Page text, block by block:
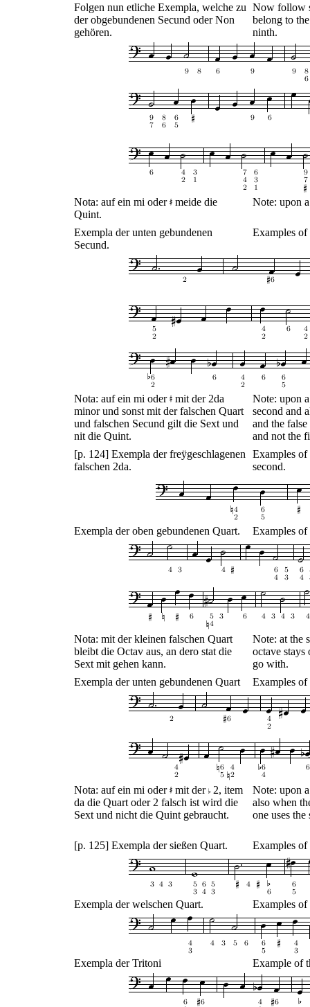
Folgen nun etliche Exempla, welche zu
der obgebundenen Secund oder Non
gehören.
Now follow
belong to
ninth.
Nota: auf ein mi oder
meide die
Quint.
Note: upon
Exempla der unten gebundenen
Secund.
Examples of
Nota: auf ein mi oder
mit der 2da
minor und sonst mit der falschen Quart
und falschen Secund gilt die Sext und
nit die Quint.
Note: upon
second and
and the
and not the
[p. 124] Exempla der freÿgeschlagenen
falschen 2da.
Examples of
second.
Exempla der oben gebundenen Quart. Examples
Nota: mit der kleinen falschen Quart
bleibt die Octav aus, an dero stat die
Sext mit gehen kann.
Note: at the
octave stays
go with.
Exempla der unten gebundenen Quart
Examples
Nota: auf ein mi oder mit der
2, item
da die Quart oder 2 falsch ist wird die
Sext und nicht die Quint gebraucht.
Note: upon
also when
one uses
[p. 125] Exempla der sießen Quart. Examples of
Exempla der welschen Quart. Examples
Exempla der Tritoni Example of